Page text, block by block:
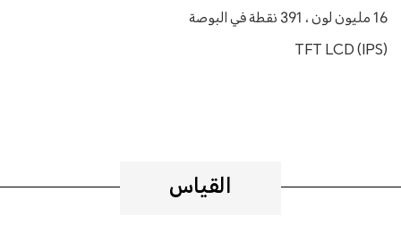
16 مليون لون ، 391 نقطة في البوصة
TFT LCD (IPS)
القياس